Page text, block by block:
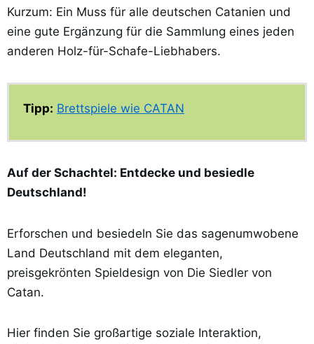
Kurzum: Ein Muss für alle deutschen Catanien und
eine gute Ergänzung für die Sammlung eines jeden
anderen Holz-für-Schafe-Liebhabers.
Tipp: Brettspiele wie CATAN
Auf der Schachtel: Entdecke und besiedle
Deutschland!
Erforschen und besiedeln Sie das sagenumwobene
Land Deutschland mit dem eleganten,
preisgekrönten Spieldesign von Die Siedler von
Catan.
Hier finden Sie großartige soziale Interaktion,